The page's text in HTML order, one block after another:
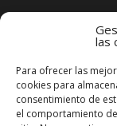
las
Para ofrecer las
cookies para
consentimiento de
el comportamiento